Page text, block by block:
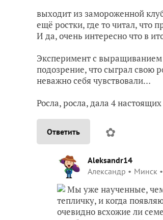
выходит из замороженной
ещё ростки, где то читал, что
И да, очень интересно что в
Эксперимент с выращиванием
подозрение, что сыграл свою
неважно себя чувствовали…
Росла, росла, дала 4
Ответить ✿
Aleksandr14
Александр
Минск
Мы уже наученные,
тепличку, и когда
очевидно всхожие ли